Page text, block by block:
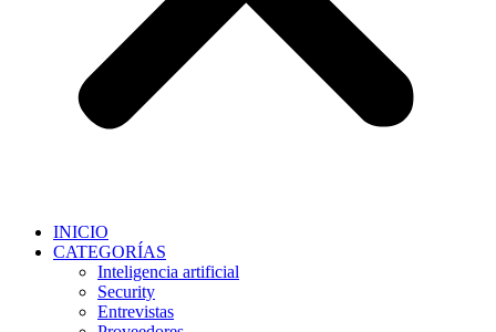
INICIO
CATEGORÍAS
Inteligencia artificial
Security
Entrevistas